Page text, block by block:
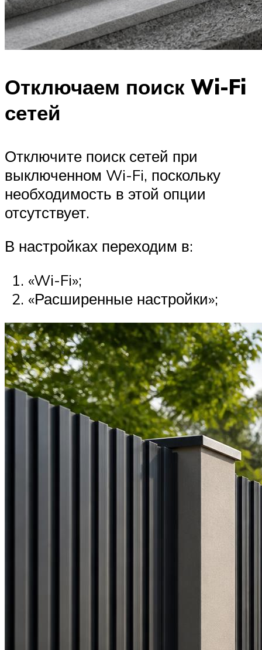
Отключаем поиск Wi-Fi
сетей
Отключите поиск сетей при
выключенном Wi-Fi, поскольку
необходимость в этой опции
отсутствует.
В настройках переходим в:
«Wi-Fi»;
«Расширенные настройки»;